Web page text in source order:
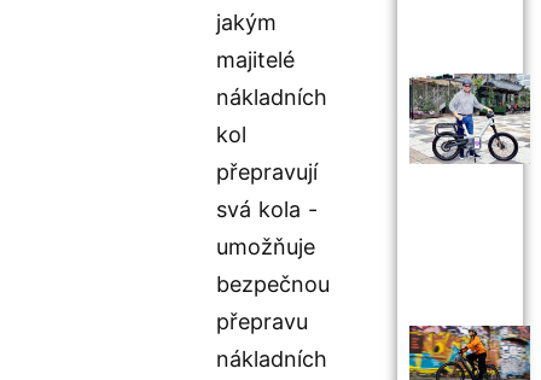
jakým
majitelé
nákladních
kol
přepravují
svá kola -
umožňuje
bezpečnou
přepravu
nákladních